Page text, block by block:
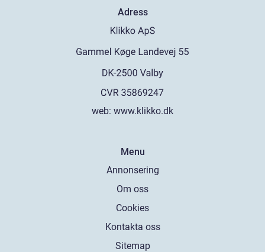
Adress
web: www.klikko.dk
Menu
Annonsering
Om oss
Cookies
Kontakta oss
Sitemap